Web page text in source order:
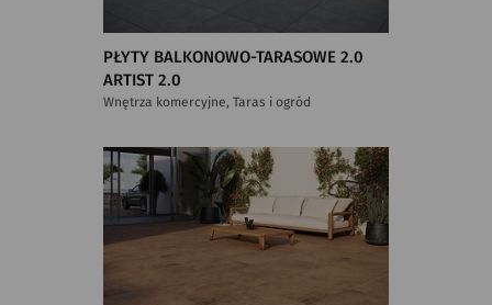
PŁYTY BALKONOWO-TARASOWE 2.0
ARTIST 2.0
Wnętrza komercyjne, Taras i ogród